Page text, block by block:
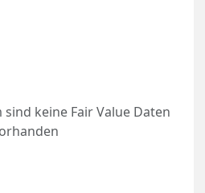
keine Fair Value Daten